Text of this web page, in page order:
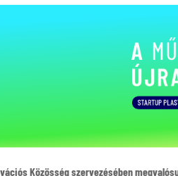
Közösség szervezésében